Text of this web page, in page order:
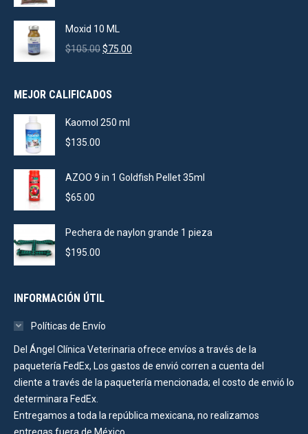
was:
$925.00.
Moxid 10 ML
$105.00Original
$105.00.
$75.00
MEJOR CALIFICADOS
Kaomol 250 ml
$135.00
AZOO 9 in 1 Goldfish Pellet 35ml
$65.00
Pechera de naylon grande 1 pieza
$195.00
INFORMACIÓN ÚTIL
Políticas de Envío
Del Ángel Clínica Veterinaria ofrece envíos a través de la
paquetería FedEx, Los gastos de envió corren a cuenta del
cliente a través de la paquetería mencionada; el costo de envió lo
determinara FedEx.
Entregamos a toda la república mexicana, no realizamos